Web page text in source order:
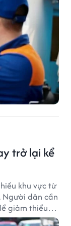
trở lại kể
khu vực từ
dân cần
giảm thiểu